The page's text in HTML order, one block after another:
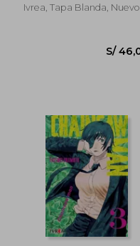
Ivrea, Tapa Blanda, Nuevo